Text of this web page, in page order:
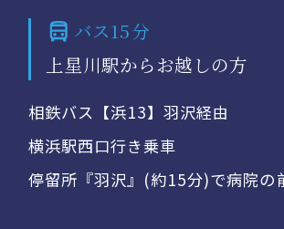
バス15分
上星川駅からお越しの方
相鉄バス【浜13】羽沢経由
横浜駅西口行き乗車
停留所『羽沢』(約15分)で病院の